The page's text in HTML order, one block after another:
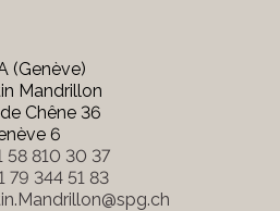
(Genève)
Mandrillon
Chêne 36
6
58 810 30 37
79 344 51 83